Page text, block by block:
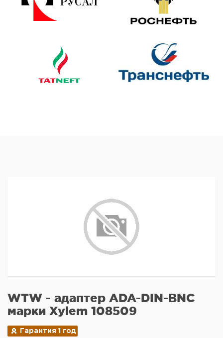
WTW - адаптер ADA-DIN-BNC
марки Xylem 108509
Гарантия 1 год